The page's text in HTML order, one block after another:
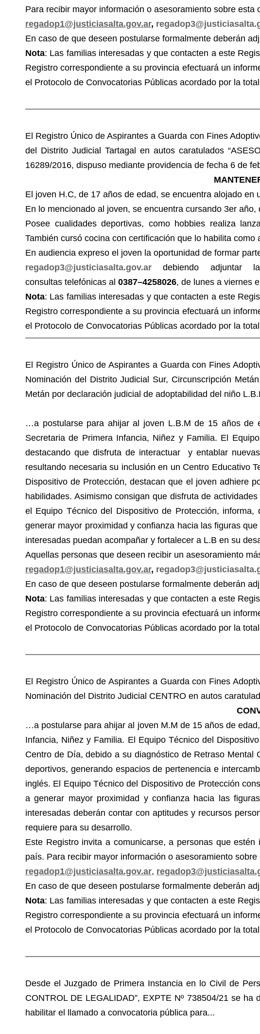
Para recibir mayor información o asesoramiento sobre
regadop1@justiciasalta.gov.ar,
En caso de que deseen postularse formalmente deberán
Nota: Las familias interesadas y que contacten a este
Registro correspondiente a su provincia efectuará un
el Protocolo de Convocatorias Públicas acordado por la
El Registro Único de Aspirantes a Guarda con Fines
del Distrito Judicial Tartagal en autos caratulados
16289/2016, dispuso mediante providencia de fecha 6 de
El joven H.C, de 17 años de edad, se encuentra alojado
En lo mencionado al joven, se encuentra cursando 3er
Posee cualidades deportivas, como hobbies realiza
También cursó cocina con certificación que lo habilita
En audiencia expreso el joven la oportunidad de formar
regadop3@justiciasalta.gov.ar debiendo adjuntar
consultas telefónicas al 0387–4258026, de lunes a viernes
Nota: Las familias interesadas y que contacten a este
Registro correspondiente a su provincia efectuará un
el Protocolo de Convocatorias Públicas acordado por la
El Registro Único de Aspirantes a Guarda con Fines
Nominación del Distrito Judicial Sur, Circunscripción
Metán por declaración judicial de adoptabilidad del niño
…a postularse para ahijar al joven L.B.M de 15 años de
Secretaria de Primera Infancia, Niñez y Familia. El
destacando que disfruta de interactuar y entablar
resultando necesaria su inclusión en un Centro Educativo
Dispositivo de Protección, destacan que el joven adhiere
habilidades. Asimismo consigan que disfruta de
el Equipo Técnico del Dispositivo de Protección,
generar mayor proximidad y confianza hacia las figuras
interesadas puedan acompañar y fortalecer a L.B en su
Aquellas personas que deseen recibir un asesoramiento
regadop1@justiciasalta.gov.ar,
En caso de que deseen postularse formalmente deberán
Nota: Las familias interesadas y que contacten a este
Registro correspondiente a su provincia efectuará un
el Protocolo de Convocatorias Públicas acordado por la
El Registro Único de Aspirantes a Guarda con Fines
Nominación del Distrito Judicial CENTRO en autos
…a postularse para ahijar al joven M.M de 15 años de
Infancia, Niñez y Familia. El Equipo Técnico del
Centro de Día, debido a su diagnóstico de Retraso
deportivos, generando espacios de pertenencia e
inglés. El Equipo Técnico del Dispositivo de Protección
a generar mayor proximidad y confianza hacia las
interesadas deberán contar con aptitudes y recursos
requiere para su desarrollo.
Este Registro invita a comunicarse, a personas que
país. Para recibir mayor información o asesoramiento
regadop1@justiciasalta.gov.ar,
En caso de que deseen postularse formalmente deberán
Nota: Las familias interesadas y que contacten a este
Registro correspondiente a su provincia efectuará un
el Protocolo de Convocatorias Públicas acordado por la
Desde el Juzgado de Primera Instancia en lo Civil de
CONTROL DE LEGALIDAD”, EXPTE Nº 738504/21 se
habilitar el llamado a convocatoria pública para...